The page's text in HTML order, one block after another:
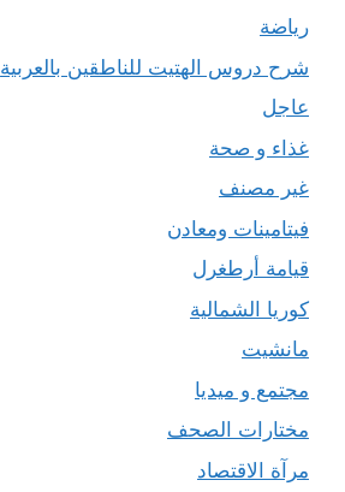
رياضة
شرح دروس الهتيت للناطقين بالعربية
عاجل
غذاء و صحة
غير مصنف
فيتامينات ومعادن
قيامة أرطغرل
كوريا الشمالية
مانشيت
مجتمع و ميديا
مختارات الصحف
مرآة الاقتصاد